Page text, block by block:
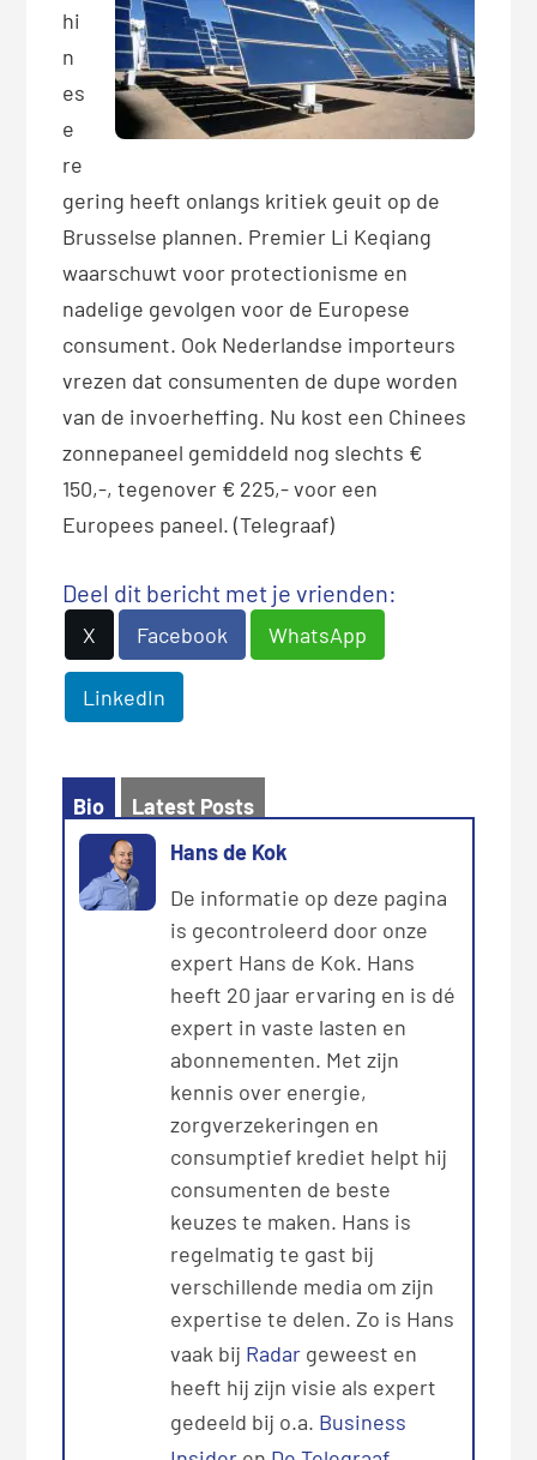
hi
n
es
e
re
gering heeft onlangs kritiek geuit op de
Brusselse plannen. Premier Li Keqiang
waarschuwt voor protectionisme en
nadelige gevolgen voor de Europese
consument. Ook Nederlandse importeurs
vrezen dat consumenten de dupe worden
van de invoerheffing. Nu kost een Chinees
zonnepaneel gemiddeld nog slechts €
150,-, tegenover € 225,- voor een
Europees paneel. (Telegraaf)
Deel dit bericht met je vrienden:
X Facebook WhatsApp
LinkedIn
Bio
Latest Posts
Hans de Kok
De informatie op deze pagina
is gecontroleerd door onze
expert Hans de Kok. Hans
heeft 20 jaar ervaring en is dé
expert in vaste lasten en
abonnementen. Met zijn
kennis over energie,
zorgverzekeringen en
consumptief krediet helpt hij
consumenten de beste
keuzes te maken. Hans is
regelmatig te gast bij
verschillende media om zijn
expertise te delen. Zo is Hans
vaak bij Radar geweest en
heeft hij zijn visie als expert
gedeeld bij o.a. Business